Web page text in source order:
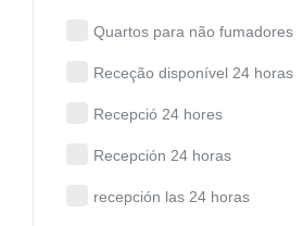
Quartos para não fumadores
Receção disponível 24 horas
Recepció 24 hores
Recepción 24 horas
recepción las 24 horas